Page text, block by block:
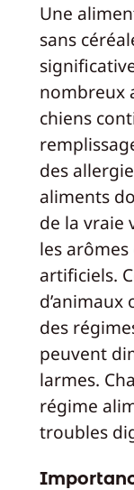
Une
sans
nombreux
chiens
des
aliments
de la vraie
les
artificiels.
d’animaux
des
peuvent
larmes.
régime
troubles